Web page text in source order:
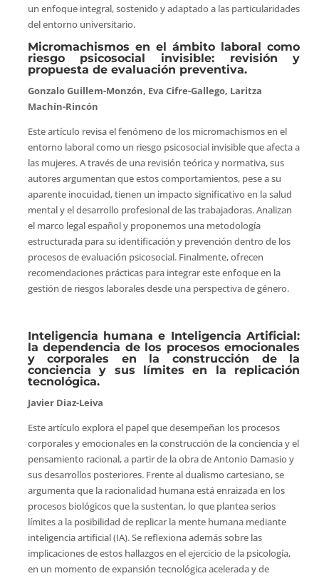
un enfoque integral, sostenido y adaptado a las particularidades
del entorno universitario.
Micromachismos en el ámbito laboral como
riesgo psicosocial invisible: revisión y
propuesta de evaluación preventiva.
Gonzalo Guillem-Monzón, Eva Cifre-Gallego, Laritza
Machín-Rincón
Este artículo revisa el fenómeno de los micromachismos en el
entorno laboral como un riesgo psicosocial invisible que afecta a
las mujeres. A través de una revisión teórica y normativa, sus
autores argumentan que estos comportamientos, pese a su
aparente inocuidad, tienen un impacto significativo en la salud
mental y el desarrollo profesional de las trabajadoras. Analizan
el marco legal español y proponemos una metodología
estructurada para su identificación y prevención dentro de los
procesos de evaluación psicosocial. Finalmente, ofrecen
recomendaciones prácticas para integrar este enfoque en la
gestión de riesgos laborales desde una perspectiva de género.
Inteligencia humana e Inteligencia Artificial:
la dependencia de los procesos emocionales
y corporales en la construcción de la
conciencia y sus límites en la replicación
tecnológica.
Javier Diaz-Leiva
Este artículo explora el papel que desempeñan los procesos
corporales y emocionales en la construcción de la conciencia y el
pensamiento racional, a partir de la obra de Antonio Damasio y
sus desarrollos posteriores. Frente al dualismo cartesiano, se
argumenta que la racionalidad humana está enraizada en los
procesos biológicos que la sustentan, lo que plantea serios
límites a la posibilidad de replicar la mente humana mediante
inteligencia artificial (IA). Se reflexiona además sobre las
implicaciones de estos hallazgos en el ejercicio de la psicología,
en un momento de expansión tecnológica acelerada y de